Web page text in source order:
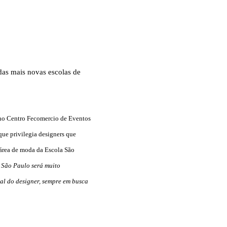
mais novas escolas de
Centro Fecomercio de Eventos
privilegia designers que
de moda da Escola São
Paulo será muito
do designer, sempre em busca